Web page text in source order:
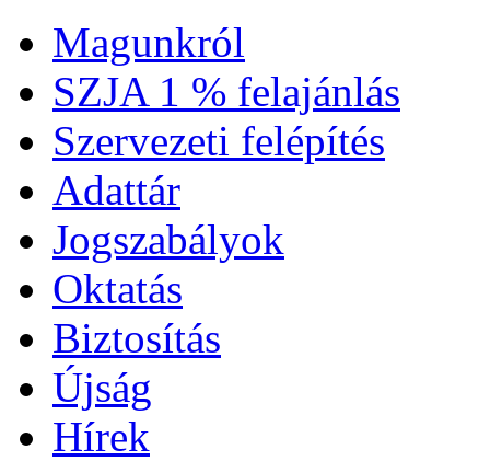
Magunkról
SZJA 1 % felajánlás
Szervezeti felépítés
Adattár
Jogszabályok
Oktatás
Biztosítás
Újság
Hírek